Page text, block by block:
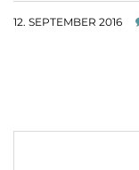
12. SEPTEMBER 2016